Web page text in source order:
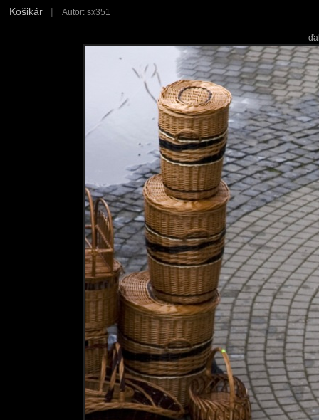
Košikár | Autor: sx351